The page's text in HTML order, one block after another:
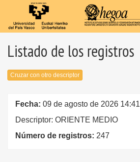
Listado de los registros
Cruzar con otro descriptor
Fecha: 09 de agosto de 2026 14:41
Descriptor: ORIENTE MEDIO
Número de registros: 247